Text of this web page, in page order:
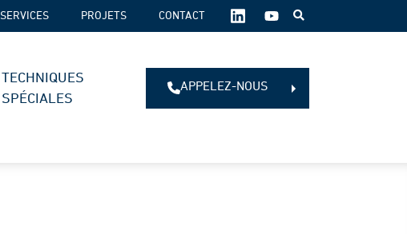
TECHNIQUES
SPÉCIALES
SERVICES PROJETS CONTACT
SUIVEZ-
NOUS
APPELEZ-NOUS